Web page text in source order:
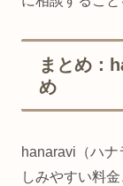
まとめ：
め
hanaravi（ハ
しみやすい料